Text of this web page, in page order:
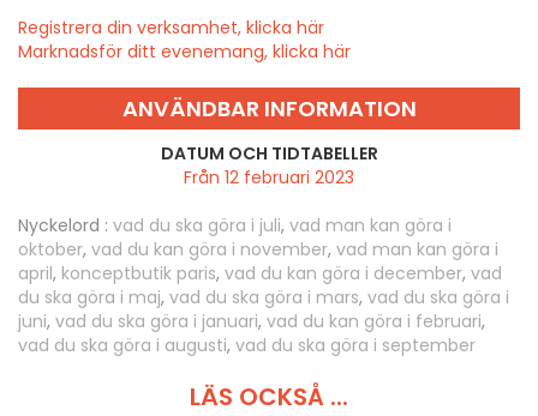
Registrera din verksamhet, klicka här
Marknadsför ditt evenemang, klicka här
ANVÄNDBAR INFORMATION
DATUM OCH TIDTABELLER
Från 12 februari 2023
Nyckelord : vad du ska göra i juli, vad man kan göra i
oktober, vad du kan göra i november, vad man kan göra i
april, konceptbutik paris, vad du kan göra i december, vad
du ska göra i maj, vad du ska göra i mars, vad du ska göra i
juni, vad du ska göra i januari, vad du kan göra i februari,
vad du ska göra i augusti, vad du ska göra i september
LÄS OCKSÅ ...